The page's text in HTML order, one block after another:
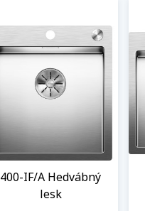
400-IF/A Hedvábný
lesk